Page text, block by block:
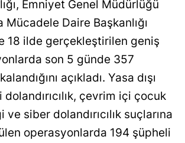
Antalya
Artvin
Balıkesir
Bilecik
Bingöl
Emniyet Genel Müdürlüğü
Mücadele Daire Başkanlığı
18 ilde gerçekleştirilen geniş
son 5 günde 357
açıkladı. Yasa dışı
çevrim içi çocuk
siber dolandırıcılık suçlarına
operasyonlarda 194 şüpheli